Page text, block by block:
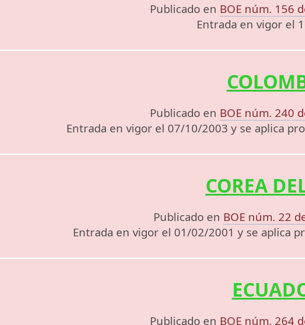
Publicado en BOE núm. 156
Entrada en vigor el
Publicado en BOE núm. 240
Entrada en vigor el 07/10/2003 y se aplica
COREA
Publicado en BOE núm. 22
Entrada en vigor el 01/02/2001 y se aplica
Publicado en BOE núm. 264